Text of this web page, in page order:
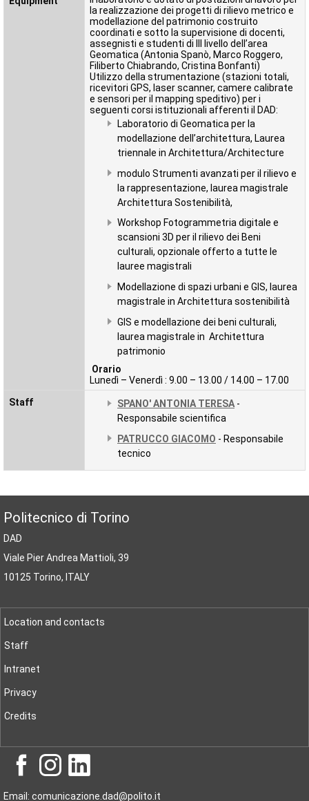
la realizzazione dei progetti di rilievo metrico e
modellazione del patrimonio costruito
coordinati e sotto la supervisione di docenti,
assegnisti e studenti di III livello dell’area
Geomatica (Antonia Spanò, Marco Roggero,
Filiberto Chiabrando, Cristina Bonfanti)
Utilizzo della strumentazione (stazioni totali,
ricevitori GPS, laser scanner, camere calibrate
e sensori per il mapping speditivo) per i
seguenti corsi istituzionali afferenti il DAD:
Laboratorio di Geomatica per la
modellazione dell’architettura, Laurea
triennale in Architettura/Architecture
modulo Strumenti avanzati per il rilievo e
la rappresentazione, laurea magistrale
Architettura Sostenibilità,
Workshop Fotogrammetria digitale e
scansioni 3D per il rilievo dei Beni
culturali, opzionale offerto a tutte le
lauree magistrali
Modellazione di spazi urbani e GIS, laurea
magistrale in Architettura sostenibilità
GIS e modellazione dei beni culturali,
laurea magistrale in Architettura
patrimonio
Orario
Lunedì – Venerdì : 9.00 – 13.00 / 14.00 – 17.00
Staff SPANO' ANTONIA TERESA -
Responsabile scientifica
PATRUCCO GIACOMO - Responsabile
tecnico
Politecnico di Torino
DAD
Viale Pier Andrea Mattioli, 39
10125 Torino, ITALY
Location and contacts
Staff
Intranet
Privacy
Credits
Email: comunicazione.dad@polito.it